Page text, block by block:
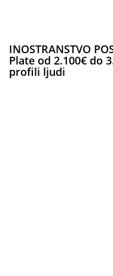
INOSTRANSTVO
Plate od 2.100€ do
profili ljudi